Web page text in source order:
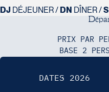
DJ DÉJEUNER / DN DÎNER /S
Dépa
PRIX PAR
BASE 2
DATES 2026